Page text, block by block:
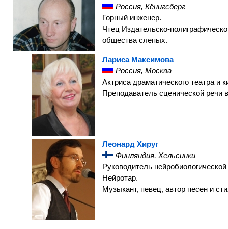
Россия, Кёнигсберг
Горный инженер.
Чтец Издательско-
общества слепых.
Лариса Максимова
Россия, Москва
Актриса драматического театра и
Преподаватель сценической
Леонард Хируг
Финляндия, Хельсинки
Руководитель
Нейротар.
Музыкант, певец, автор песен и